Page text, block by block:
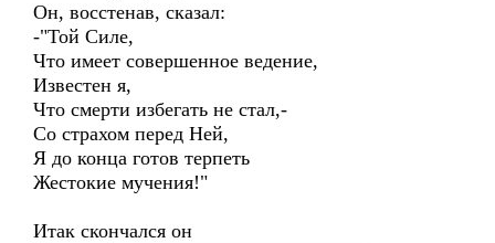
Он, восстенав, сказал:
-"Той Силе,
Что имеет совершенное ведение,
Известен я,
Что смерти избегать не стал,-
Со страхом перед Ней,
Я до конца готов терпеть
Жестокие мучения!"
Итак скончался он